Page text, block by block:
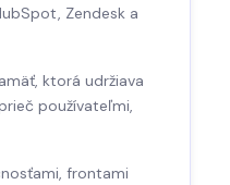
Zendesk a
ktorá udržiava
používateľmi,
frontami